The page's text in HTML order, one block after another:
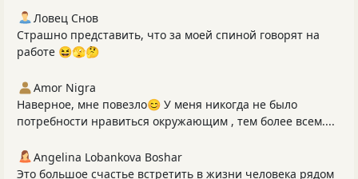
Ловец Снов
Страшно представить, что за моей спиной говорят на
работе 😆🫣🤔
Amor Nigra
Наверное, мне повезло😊 У меня никогда не было
потребности нравиться окружающим , тем более всем....
Angelina Lobankova Boshar
Это большое счастье встретить в жизни человека рядом